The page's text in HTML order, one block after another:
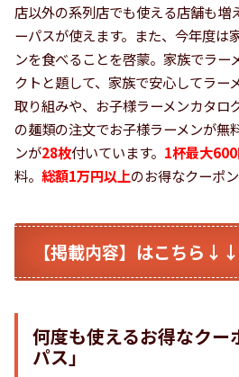
店以外の系列店でも使える店舗も増
ーパスが使えます。また、今年度は
ンを食べることを啓蒙。家族でラー
クトと題して、家族で安心してラー
取り組みや、お子様ラーメンカタロ
の麺類の注文でお子様ラーメンが無
ンが28枚付いています。 1杯最大
料。 総額1万円以上のお得なクーポ
【掲載内容】はこちら
何度も使えるお得なクー
パス」